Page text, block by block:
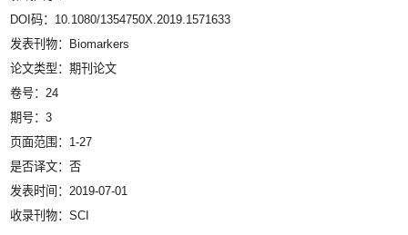
DOI码：10.1080/1354750X.2019.1571633
发表刊物：Biomarkers
论文类型：期刊论文
卷号：24
期号：3
页面范围：1-27
是否译文：否
发表时间：2019-07-01
收录刊物：SCI